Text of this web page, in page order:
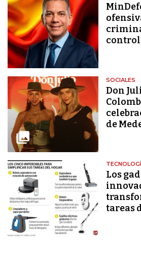
SOCIALES
Don
de
Los
tareas